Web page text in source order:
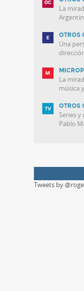
La
OTROS
Una
La
música
OTROS
Series
Pablo
Tweets by